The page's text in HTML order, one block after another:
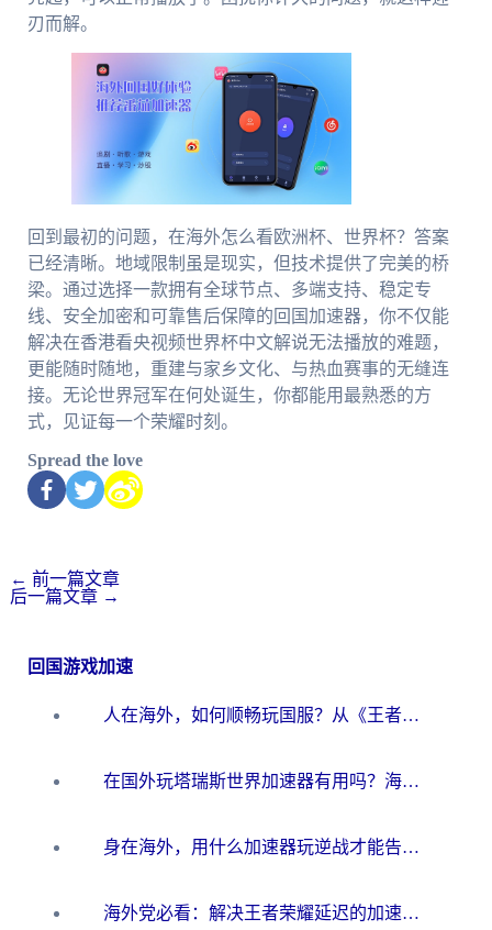
刃而解。
回到最初的问题，在海外怎么看欧洲杯、世界杯？答案
已经清晰。地域限制虽是现实，但技术提供了完美的桥
梁。通过选择一款拥有全球节点、多端支持、稳定专
线、安全加密和可靠售后保障的回国加速器，你不仅能
解决在香港看央视频世界杯中文解说无法播放的难题，
更能随时随地，重建与家乡文化、与热血赛事的无缝连
接。无论世界冠军在何处诞生，你都能用最熟悉的方
式，见证每一个荣耀时刻。
Spread the love
← 前一篇文章
后一篇文章 →
回国游戏加速
人在海外，如何顺畅玩国服？从《王者荣耀》到《云图计划》的加速器终极指南
在国外玩塔瑞斯世界加速器有用吗？海外玩家亲测后的真实答案
身在海外，用什么加速器玩逆战才能告别延迟？
海外党必看：解决王者荣耀延迟的加速器终极指南——从EVE到猫和老鼠，一个工具全搞定